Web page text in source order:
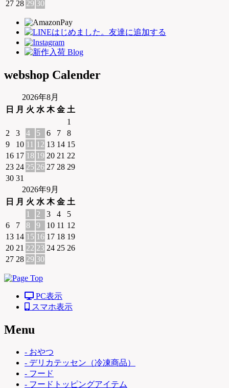
27 28 29 30
webshop Calender
2026年8月
日
月 火 水 木 金 土
1
2
3 4 5 6 7
8
9
10 11 12 13 14 15
16 17 18 19 20 21 22
23 24 25 26 27 28 29
30 31
2026年9月
日
月 火 水 木 金 土
1
2 3 4
5
6
7 8 9 10 11 12
13 14 15 16 17 18 19
20 21 22 23 24 25 26
27 28 29 30
PC表示
スマホ表示
Menu
- おやつ
- デリカテッセン（冷凍商品）
- フード
- フードトッピングアイテム